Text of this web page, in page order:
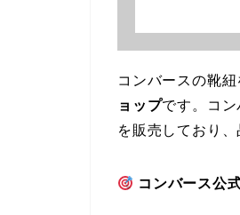
コンバースの靴紐
ョップです。コ
を販売しており
コンバース公